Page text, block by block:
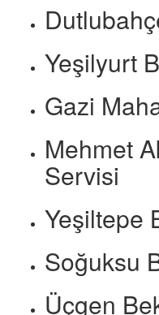
Yeşilyurt
Gazi
Mehmet
Servisi
Yeşiltepe
Soğuksu
Üçgen